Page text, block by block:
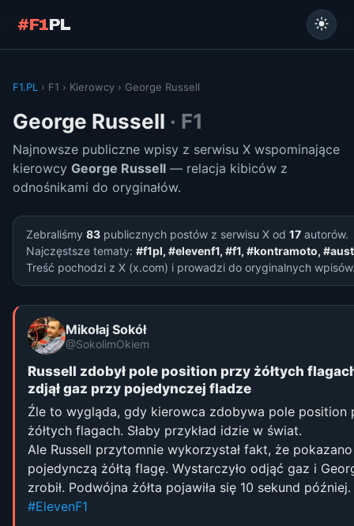
#F1PL
F1.PL › F1 › Kierowcy › George Russell
George Russell · F1
Najnowsze publiczne wpisy z serwisu X wspominające
kierowcy George Russell — relacja kibiców z
odnośnikami do oryginałów.
Zebraliśmy 83 publicznych postów z serwisu X od 17 autorów.
Najczęstsze tematy: #f1pl, #elevenf1, #f1, #kontramoto,
Treść pochodzi z X (x.com) i prowadzi do oryginalnych
Mikołaj Sokół
@SokolimOkiem
Russell zdobył pole position przy żółtych
zdjął gaz przy pojedynczej fladze
Źle to wygląda, gdy kierowca zdobywa pole position
żółtych flagach. Słaby przykład idzie w świat.
Ale Russell przytomnie wykorzystał fakt, że pokazano
pojedynczą żółtą flagę. Wystarczyło odjąć gaz i
zrobił. Podwójna żółta pojawiła się 10 sekund później.
#ElevenF1